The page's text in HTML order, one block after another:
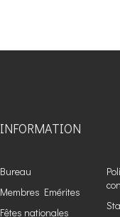
INFORMATION
Bureau
Membres Emérites
Fêtes nationales